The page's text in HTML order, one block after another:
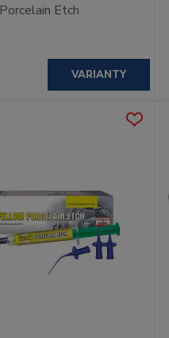
Porcelain Etch
VARIANTY